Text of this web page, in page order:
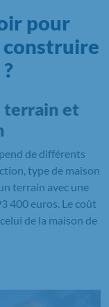
pour
terrain et
de différents
type de maison
terrain avec une
400 euros. Le coût
de la maison de